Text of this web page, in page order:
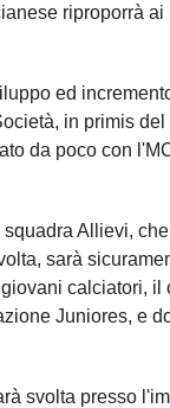
riproporrà
ed
in primis
da poco con
squadra Allievi,
sarà
calciatori, il
Juniores, e
svolta presso